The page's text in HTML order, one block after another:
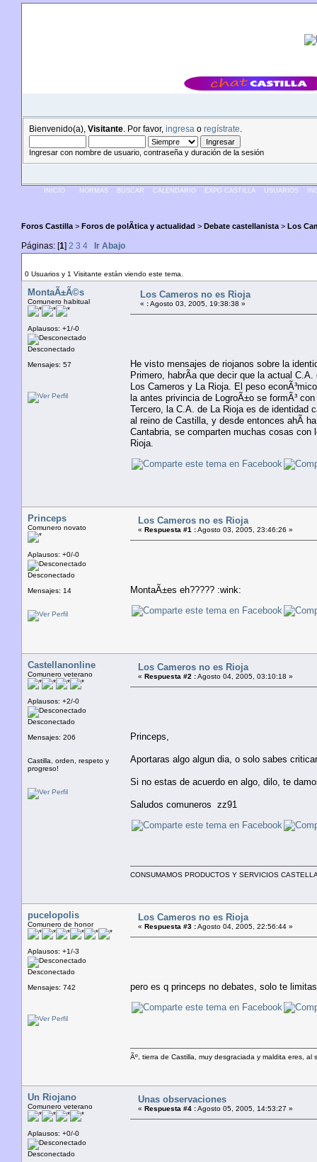
Bienvenido(a), Visitante . Por favor, ingresa o regístrate
Ingresar con nombre de usuario, contraseña y duración de la sesión
INICIO NORMAS BUSCAR CALENDARIO EXPO CASTILLA USUARIOS
Foros Castilla > Foros de polÃ­tica y actualidad > Debate castellanista > Los
Páginas: [1] 2 3 4
Ir Abajo
0 Usuarios y 1 Visitante están viendo este tema.
MontaÃ±Ã©s
Comunero habitual
Aplausos: +1/-0
Desconectado
Mensajes: 57
Los Cameros no es Rioja
« :Agosto 03, 2005, 19:38:38 »
He visto mensajes de riojanos sobre la
Primero, habrÃ­a que decir que la actual
Los Cameros y La Rioja. El peso
la antes privincia de LogroÃ±o se formÃ³
Tercero, la C.A. de La Rioja es de identidad
al reino de Castilla, y desde entonces ahÃ­
Cantabria, se comparten muchas cosas
Rioja.
Princeps
Comunero novato
Aplausos: +0/-0
Desconectado
Mensajes: 14
Los Cameros no es Rioja
« Respuesta #1 :Agosto 03, 2005, 23:46:26 »
MontaÃ±es eh????? :wink:
Castellanonline
Comunero veterano
Aplausos: +2/-0
Desconectado
Mensajes: 206
Castilla, orden, respeto y
progreso!
Los Cameros no es Rioja
« Respuesta #2 :Agosto 04, 2005, 03:10:18 »
Princeps,
Aportaras algo algun dia, o solo sabes
Si no estas de acuerdo en algo, dilo, te
Saludos comuneros zz91
CONSUMAMOS PRODUCTOS Y SERVICIOS
pucelopolis
Comunero de honor
Aplausos: +1/-3
Desconectado
Mensajes: 742
Los Cameros no es Rioja
« Respuesta #3 :Agosto 04, 2005, 22:56:44 »
pero es q princeps no debates, solo te
Ãº, tierra de Castilla, muy desgraciada y maldita eres,
Un Riojano
Comunero veterano
Aplausos: +0/-0
Desconectado
Unas observaciones
« Respuesta #4 :Agosto 05, 2005, 14:53:27 »